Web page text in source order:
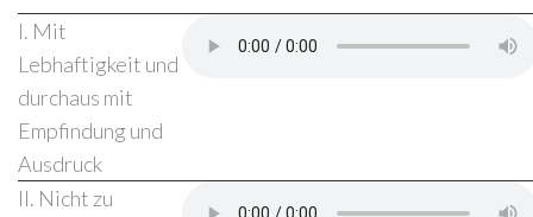
I. Mit
Lebhaftigkeit und
durchaus mit
Empfindung und
Ausdruck
II. Nicht zu